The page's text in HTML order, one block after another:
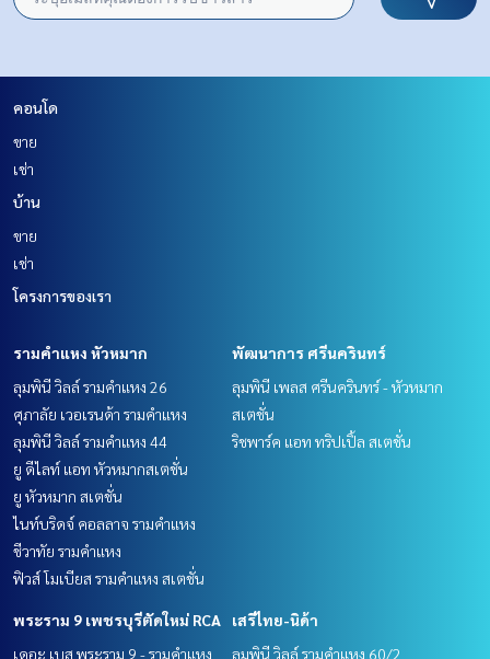
คอนโด
ขาย
เช่า
บ้าน
ขาย
เช่า
โครงการของเรา
รามคำแหง หัวหมาก
ลุมพินี วิลล์ รามคำแหง 26
ศุภาลัย เวอเรนด้า รามคำแหง
ลุมพินี วิลล์ รามคำแหง 44
ยู ดีไลท์ แอท หัวหมากสเตชั่น
ยู หัวหมาก สเตชั่น
ไนท์บริดจ์ คอลลาจ รามคำแหง
ชีวาทัย รามคำแหง
ฟิวส์ โมเบียส รามคำแหง สเตชั่น
พัฒนาการ ศรีนครินทร์
ลุมพินี เพลส ศรีนครินทร์ - หัวหมาก
สเตชั่น
ริชพาร์ค แอท ทริปเปิ้ล สเตชั่น
พระราม 9 เพชรบุรีตัดใหม่ RCA
เดอะ เบส พระราม 9 - รามคำแหง
เสรีไทย-นิด้า
ลุมพินี วิลล์ รามคำแหง 60/2